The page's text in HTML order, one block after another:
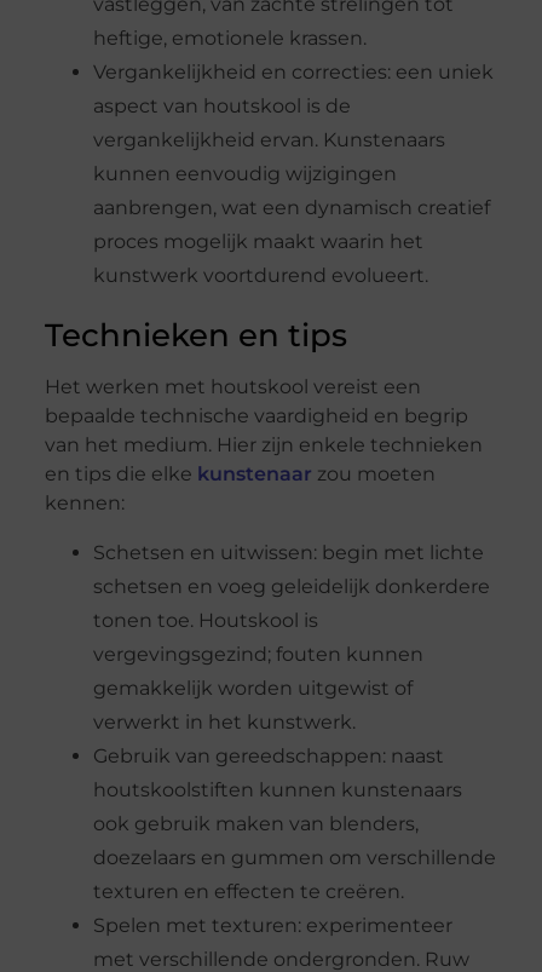
heftige, emotionele krassen.
Vergankelijkheid en correcties: een uniek
aspect van houtskool is de
vergankelijkheid ervan. Kunstenaars
kunnen eenvoudig wijzigingen
aanbrengen, wat een dynamisch creatief
proces mogelijk maakt waarin het
kunstwerk voortdurend evolueert.
Technieken en tips
Het werken met houtskool vereist een
bepaalde technische vaardigheid en begrip
van het medium. Hier zijn enkele technieken
en tips die elke kunstenaar zou moeten
kennen:
Schetsen en uitwissen: begin met lichte
schetsen en voeg geleidelijk donkerdere
tonen toe. Houtskool is
vergevingsgezind; fouten kunnen
gemakkelijk worden uitgewist of
verwerkt in het kunstwerk.
Gebruik van gereedschappen: naast
houtskoolstiften kunnen kunstenaars
ook gebruik maken van blenders,
doezelaars en gummen om verschillende
texturen en effecten te creëren.
Spelen met texturen: experimenteer
met verschillende ondergronden. Ruw